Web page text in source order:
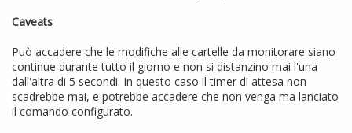
Caveats
Può accadere che le modifiche alle cartelle da monitorare siano
continue durante tutto il giorno e non si distanzino mai l'una
dall'altra di 5 secondi. In questo caso il timer di attesa non
scadrebbe mai, e potrebbe accadere che non venga ma lanciato
il comando configurato.